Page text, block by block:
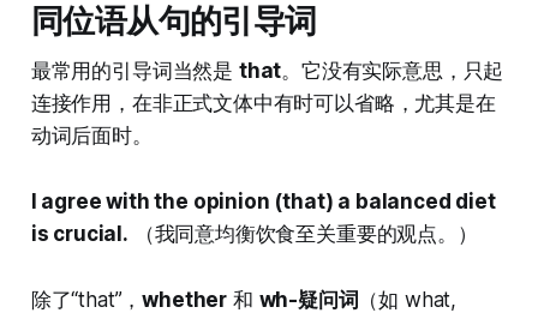
同位语从句的引导词
最常用的引导词当然是 that。它没有实际意思，只起
连接作用，在非正式文体中有时可以省略，尤其是在
动词后面时。
I agree with the opinion (that) a balanced diet
is crucial. （我同意均衡饮食至关重要的观点。）
除了“that”，whether 和 wh-疑问词
（如 what,